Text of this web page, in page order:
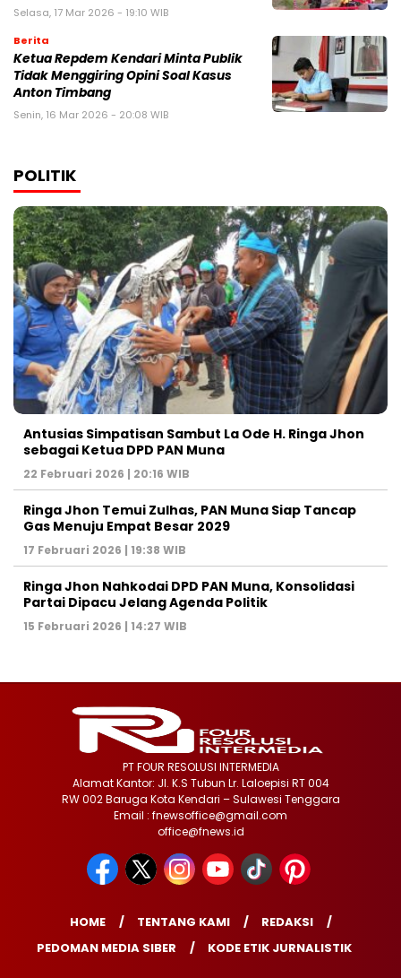
Selasa, 17 Mar 2026 - 19:10 WIB
Berita
Ketua Repdem Kendari Minta Publik
Tidak Menggiring Opini Soal Kasus
Anton Timbang
Senin, 16 Mar 2026 - 20:08 WIB
POLITIK
Antusias Simpatisan Sambut La Ode H. Ringa Jhon
sebagai Ketua DPD PAN Muna
22 Februari 2026 | 20:16 WIB
Ringa Jhon Temui Zulhas, PAN Muna Siap Tancap
Gas Menuju Empat Besar 2029
17 Februari 2026 | 19:38 WIB
Ringa Jhon Nahkodai DPD PAN Muna, Konsolidasi
Partai Dipacu Jelang Agenda Politik
15 Februari 2026 | 14:27 WIB
PT FOUR RESOLUSI INTERMEDIA
Alamat Kantor: Jl. K.S Tubun Lr. Laloepisi RT 004
RW 002 Baruga Kota Kendari – Sulawesi Tenggara
Email : fnewsoffice@gmail.com
office@fnews.id
HOME TENTANG KAMI
REDAKSI
PEDOMAN MEDIA SIBER
KODE ETIK JURNALISTIK